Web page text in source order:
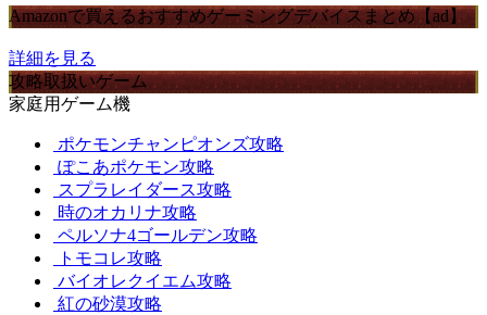
Amazonで買えるおすすめゲーミングデバイスまとめ【ad】
詳細を見る
攻略取扱いゲーム
家庭用ゲーム機
ポケモンチャンピオンズ攻略
ぽこあポケモン攻略
スプラレイダース攻略
時のオカリナ攻略
ペルソナ4ゴールデン攻略
トモコレ攻略
バイオレクイエム攻略
紅の砂漠攻略